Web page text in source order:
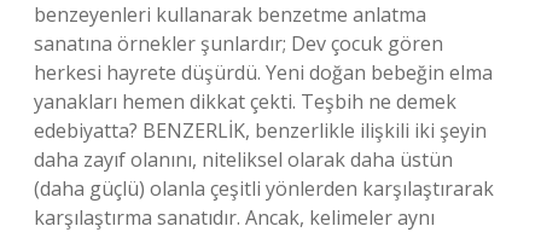
benzeyenleri kullanarak benzetme anlatma
sanatına örnekler şunlardır; Dev çocuk gören
herkesi hayrete düşürdü. Yeni doğan bebeğin elma
yanakları hemen dikkat çekti. Teşbih ne demek
edebiyatta? BENZERLİK, benzerlikle ilişkili iki şeyin
daha zayıf olanını, niteliksel olarak daha üstün
(daha güçlü) olanla çeşitli yönlerden karşılaştırarak
karşılaştırma sanatıdır. Ancak, kelimeler aynı